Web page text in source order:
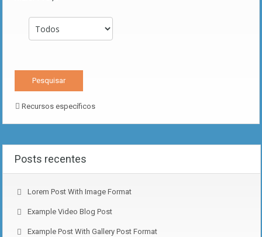
Recursos específicos
Posts recentes
Lorem Post With Image Format
Example Video Blog Post
Example Post With Gallery Post Format